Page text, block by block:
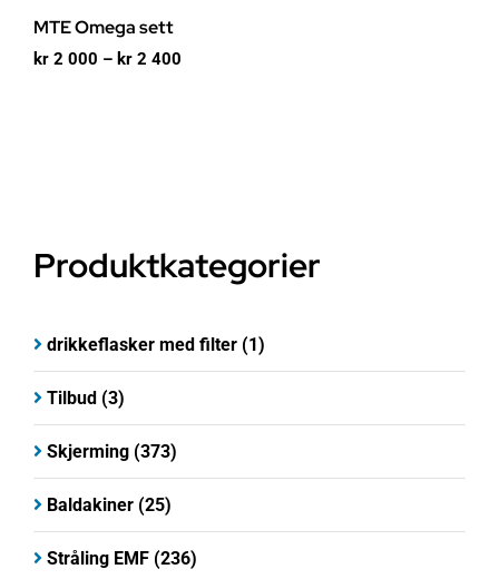
MTE Omega sett
kr 2 000 – kr 2 400
Produktkategorier
drikkeflasker med filter (1)
Tilbud (3)
Skjerming (373)
Baldakiner (25)
Stråling EMF (236)